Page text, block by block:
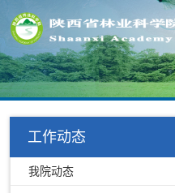
工作动态
我院动态